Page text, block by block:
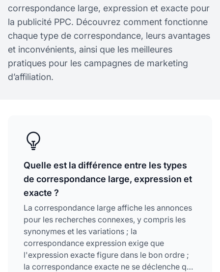
correspondance large, expression et exacte pour
la publicité PPC. Découvrez comment fonctionne
chaque type de correspondance, leurs avantages
et inconvénients, ainsi que les meilleures
pratiques pour les campagnes de marketing
d’affiliation.
Quelle est la différence entre les types
de correspondance large, expression et
exacte ?
La correspondance large affiche les annonces
pour les recherches connexes, y compris les
synonymes et les variations ; la
correspondance expression exige que
l'expression exacte figure dans le bon ordre ;
la correspondance exacte ne se déclenche que